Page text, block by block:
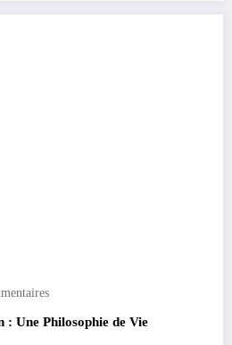
: Une Philosophie de Vie